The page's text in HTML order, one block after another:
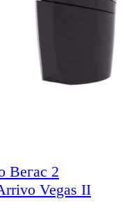
Вегас 2
Vegas II